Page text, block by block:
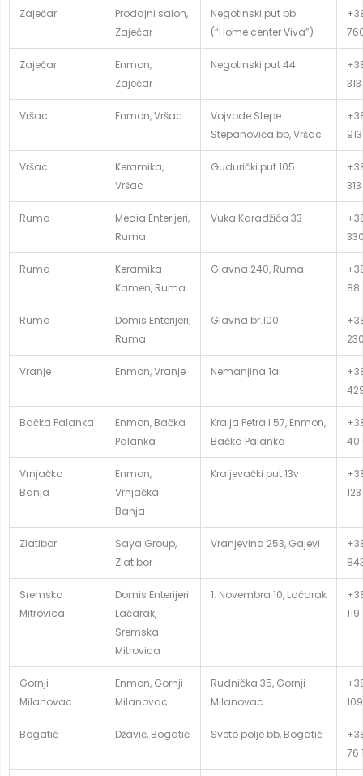
Zaječar
Prodajni salon,
Zaječar
Negotinski put bb
(“Home center Viva”)
Zaječar
Enmon,
Zaječar
Negotinski put 44
313
Vršac Enmon, Vršac
Vojvode Stepe
Stepanovića bb, Vršac
913
Vršac
Keramika,
Vršac
Gudurički put 105
313
Ruma
Media Enterijeri,
Ruma
Vuka Karadžića 33
Ruma
Keramika
Kamen, Ruma
Glavna 240, Ruma
88
Ruma
Domis Enterijeri,
Ruma
Glavna br.100
Vranje Enmon, Vranje Nemanjina 1a
Bačka Palanka
Enmon, Bačka
Palanka
Kralja Petra I 57, Enmon,
Bačka Palanka
40
Vrnjačka
Banja
Enmon,
Vrnjačka
Banja
Kraljevački put 13v
123
Zlatibor
Saya Group,
Zlatibor
Vranjevina 253, Gajevi
Sremska
Mitrovica
Domis Enterijeri
Laćarak,
Sremska
Mitrovica
1. Novembra 10, Laćarak
119
Gornji
Milanovac
Enmon, Gornji
Milanovac
Rudnička 35, Gornji
Milanovac
109
Bogatić Džavić, Bogatić Sveto polje bb, Bogatić
76